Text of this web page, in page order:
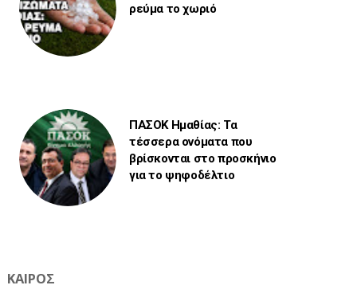
ρεύμα το χωριό
ΠΑΣΟΚ Ημαθίας: Τα
τέσσερα ονόματα που
βρίσκονται στο προσκήνιο
για το ψηφοδέλτιο
ΚΑΙΡΟΣ